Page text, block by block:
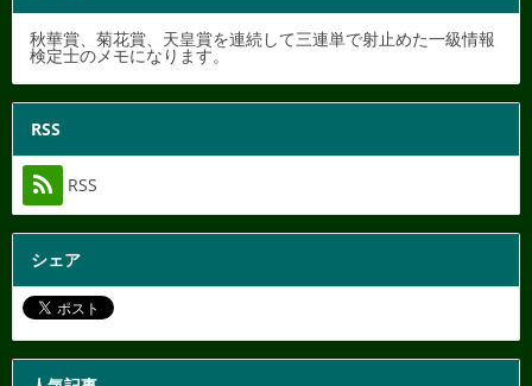
秋華賞、菊花賞、天皇賞を連続して三連単で射止めた一級情報
検定士のメモになります。
RSS
RSS
シェア